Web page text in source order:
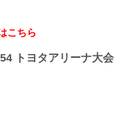
こちら
トヨタアリーナ大会